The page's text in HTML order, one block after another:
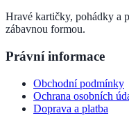
Hravé kartičky, pohádky a
zábavnou formou.
Právní informace
Obchodní podmínky
Ochrana osobních
Doprava a platba